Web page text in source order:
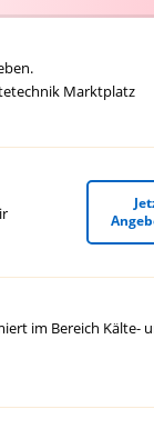
Marktplatz
im Bereich Kälte-